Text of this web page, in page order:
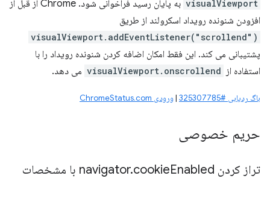
visualViewport
به پایان رسید فراخوانی شود. Chrome از قبل از
افزودن شنونده رویداد اسکرولند از طریق
visualViewport.addEventListener("scrollend")
پشتیبانی می کند. این فقط امکان اضافه کردن شنونده رویداد را با
استفاده از visualViewport.onscrollend می دهد.
باگ ردیابی #325307785 |ورودی ChromeStatus.com
حریم خصوصی
تراز کردن navigator .cookieEnabled با مشخصات